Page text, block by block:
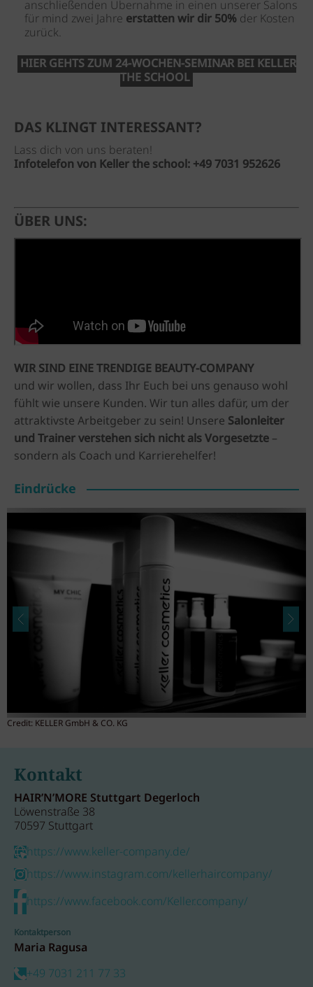
anschließenden Übernahme in einen unserer Salons
für mind zwei Jahre erstatten wir dir 50% der Kosten
zurück.
HIER GEHTS ZUM 24-WOCHEN-SEMINAR BEI KELLER
THE SCHOOL
DAS KLINGT INTERESSANT?
Lass dich von uns beraten!
Infotelefon von Keller the school: +49 7031 952626
ÜBER UNS:
WIR SIND EINE TRENDIGE BEAUTY-COMPANY
und wir wollen, dass Ihr Euch bei uns genauso wohl
fühlt wie unsere Kunden. Wir tun alles dafür, um der
attraktivste Arbeitgeber zu sein! Unsere Salonleiter
und Trainer verstehen sich nicht als Vorgesetzte –
sondern als Coach und Karrierehelfer!
Eindrücke
Credit: KELLER GmbH & CO. KG
Kontakt
HAIR’N’MORE Stuttgart Degerloch
Löwenstraße 38
70597 Stuttgart
https://www.keller-company.de/
https://www.instagram.com/kellerhaircompany/
https://www.facebook.com/Keller.company/
Kontaktperson
Maria Ragusa
+49 7031 211 77 33